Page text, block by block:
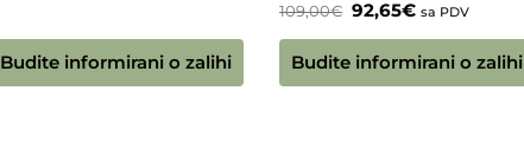
Budite informirani o zalihi
109,00€ 92,65€ sa PDV
Budite informirani o zalihi